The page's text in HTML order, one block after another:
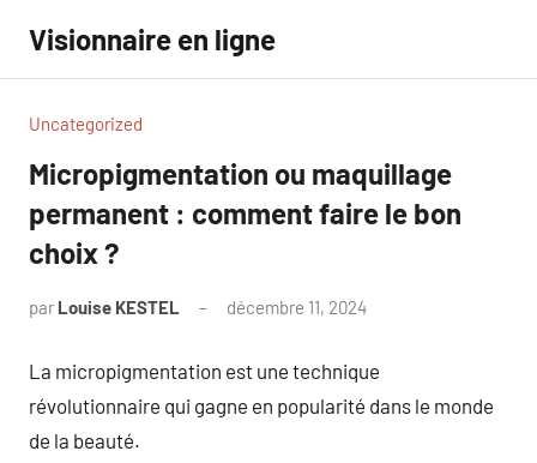
contenu
Visionnaire en ligne
Uncategorized
Micropigmentation ou maquillage
permanent : comment faire le bon
choix ?
par Louise KESTEL décembre 11, 2024
La micropigmentation est une technique
révolutionnaire qui gagne en popularité dans le monde
de la beauté.